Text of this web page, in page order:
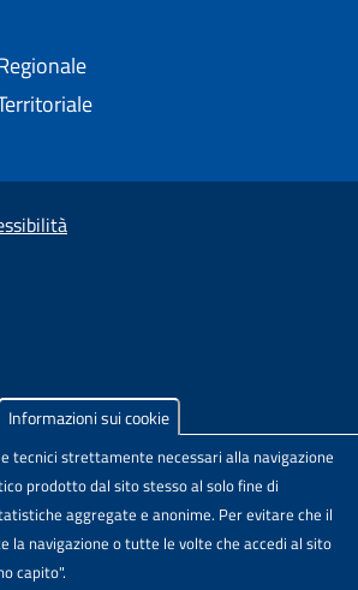
Informazioni sui cookie
tecnici strettamente necessari alla navigazione
prodotto dal sito stesso al solo fine di
aggregate e anonime. Per evitare che il
la navigazione o tutte le volte che accedi al sito
capito".
distribuito daPorte Aperte sul Web
per l'accessibilità dei siti scolastici,
Progetto "Un CMS per la scuola" .
sotto licenza